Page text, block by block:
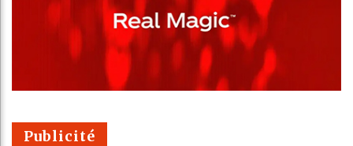
Publicité